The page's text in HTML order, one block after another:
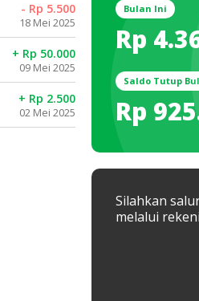
- Rp 5.500
18 Mei 2025
+ Rp 50.000
09 Mei 2025
+ Rp 2.500
02 Mei 2025
Bulan Ini
Rp
Saldo Tutup
Rp
Silahkan
melalui